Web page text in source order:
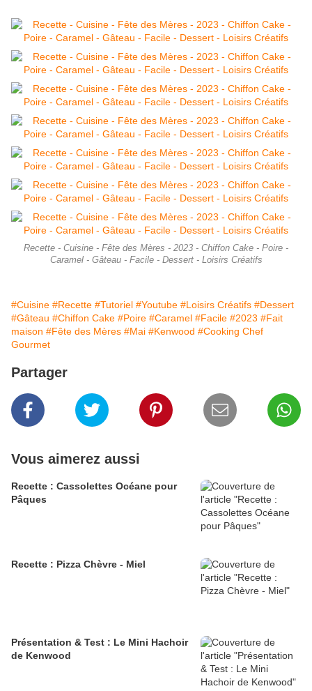
Recette - Cuisine - Fête des Mères - 2023 - Chiffon Cake - Poire -
Caramel - Gâteau - Facile - Dessert - Loisirs Créatifs
#Cuisine #Recette #Tutoriel #Youtube #Loisirs Créatifs #Dessert
#Gâteau #Chiffon Cake #Poire #Caramel #Facile #2023 #Fait
maison #Fête des Mères #Mai #Kenwood #Cooking Chef
Gourmet
Partager
Vous aimerez aussi
Recette : Cassolettes Océane pour
Pâques
Recette : Pizza Chèvre - Miel
Présentation & Test : Le Mini Hachoir
de Kenwood